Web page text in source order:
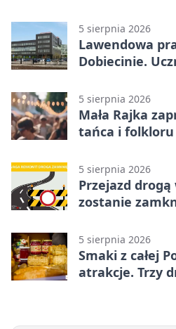
5 sierpnia 2026
Lawendowa
Dobiecinie.
5 sierpnia 2026
Mała Rajka
tańca i folkloru
5 sierpnia 2026
Przejazd
zostanie
5 sierpnia 2026
Smaki z całej
atrakcje. Trzy